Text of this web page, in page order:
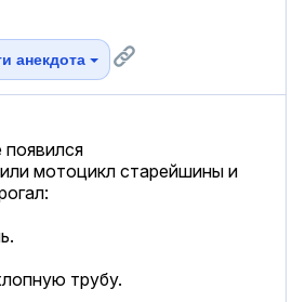
анекдота
появился
мотоцикл старейшины и
трубу.